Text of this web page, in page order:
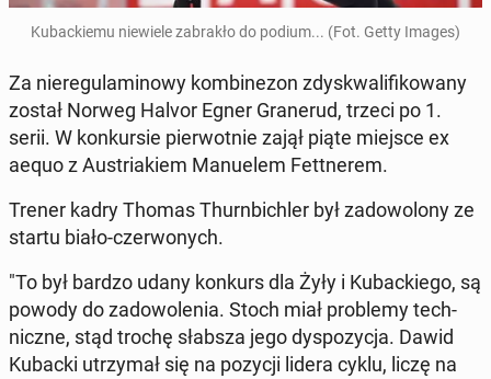
Ku­bac­kie­mu nie­wie­le za­bra­kło do podium... (Fot. Getty Images)
Za nie­re­gu­la­mi­no­wy kom­bi­ne­zon zdys­kwa­li­fi­ko­wa­ny
został Norweg Halvor Egner Gra­ne­rud, trzeci po 1.
serii. W kon­kur­sie pier­wot­nie zajął piąte miejsce ex
aequo z Au­stria­kiem Ma­nu­elem Fet­t­ne­rem.
Trener kadry Thomas Thurn­bi­chler był za­do­wo­lo­ny ze
startu biało-czer­wo­nych.
"To był bardzo udany konkurs dla Żyły i Ku­bac­kie­go, są
powody do za­do­wo­le­nia. Stoch miał pro­ble­my tech­
nicz­ne, stąd trochę słabsza jego dys­po­zy­cja. Dawid
Kubacki utrzy­mał się na pozycji lidera cyklu, liczę na